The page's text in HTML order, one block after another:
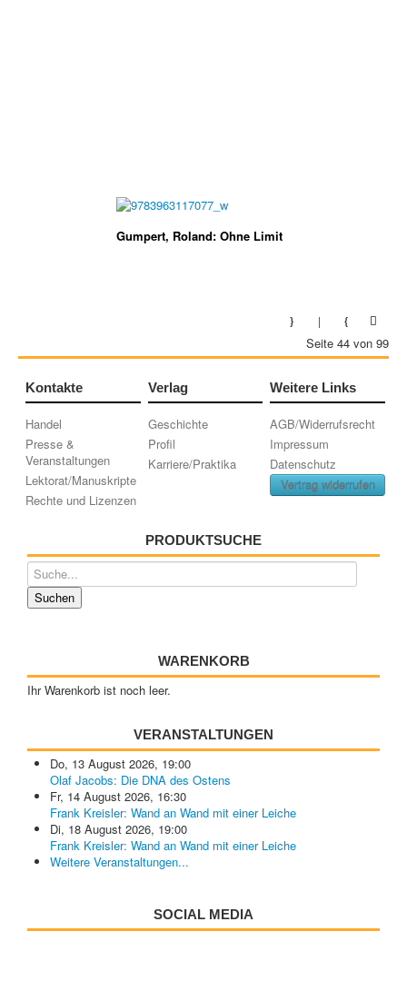
Gumpert, Roland: Ohne Limit
Seite 44 von 99
Kontakte
Handel
Presse &
Veranstaltungen
Lektorat/Manuskripte
Rechte und Lizenzen
Verlag
Geschichte
Profil
Karriere/Praktika
Weitere Links
AGB/Widerrufsrecht
Impressum
Datenschutz
Vertrag widerrufen
PRODUKTSUCHE
WARENKORB
Ihr Warenkorb ist noch leer.
VERANSTALTUNGEN
Do, 13 August 2026, 19:00
Olaf Jacobs: Die DNA des Ostens
Fr, 14 August 2026, 16:30
Frank Kreisler: Wand an Wand mit einer Leiche
Di, 18 August 2026, 19:00
Frank Kreisler: Wand an Wand mit einer Leiche
Weitere Veranstaltungen...
SOCIAL MEDIA